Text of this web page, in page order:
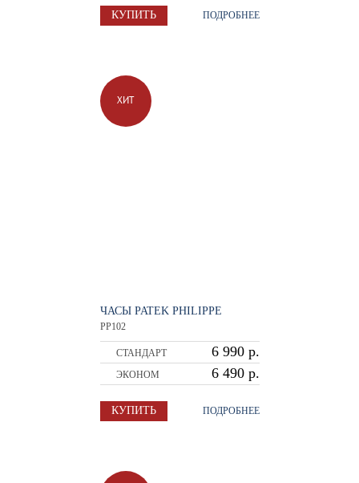
ПОДРОБНЕЕ
КУПИТЬ
ХИТ
ЧАСЫ PATEK PHILIPPE
PP102
СТАНДАРТ 6 990 р.
ЭКОНОМ 6 490 р.
ПОДРОБНЕЕ
КУПИТЬ